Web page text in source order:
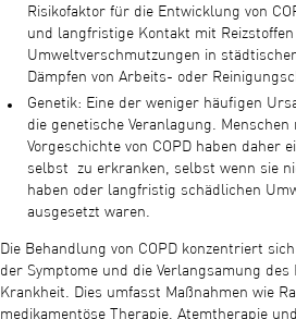
Risikofaktor für die Entwicklung von
und langfristige Kontakt mit Reizstoffen
Umweltverschmutzungen in
Dämpfen von Arbeits- oder
Genetik: Eine der weniger häufigen
die genetische Veranlagung.
Vorgeschichte von COPD haben daher
selbst zu erkranken, selbst wenn sie
haben oder langfristig schädlichen
ausgesetzt waren.
Die Behandlung von COPD konzentriert
der Symptome und die Verlangsamung
Krankheit. Dies umfasst Maßnahmen wie
medikamentöse Therapie, Atemtherapie